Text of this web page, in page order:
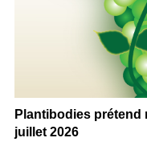
Plantibodies prétend
juillet 2026